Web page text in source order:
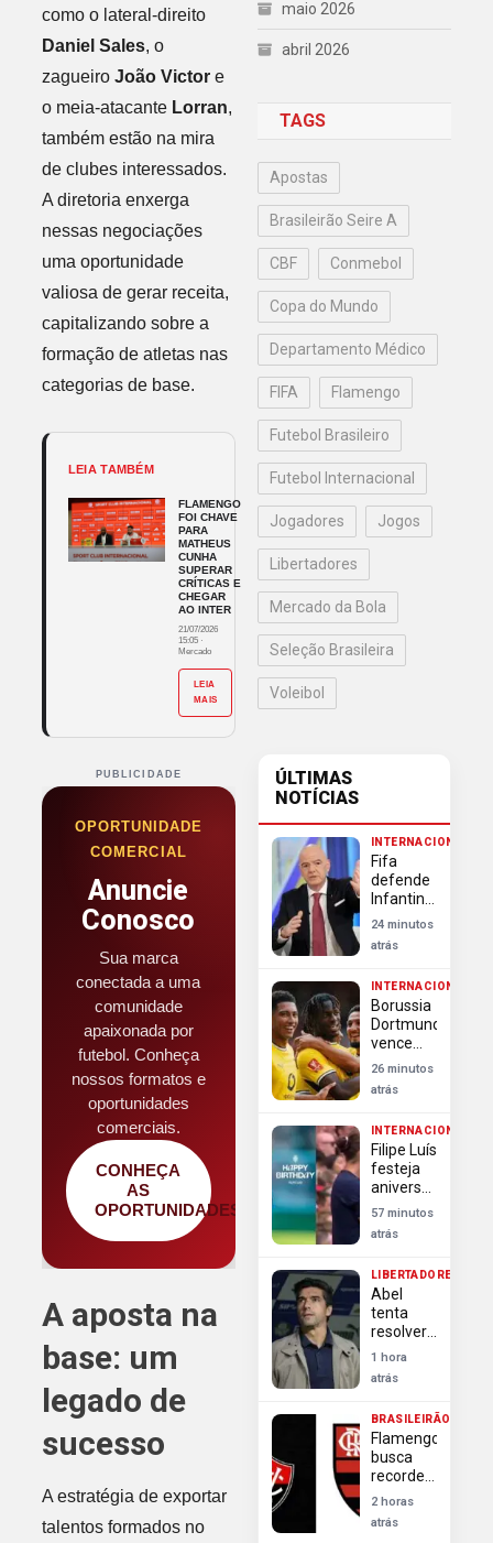
como o lateral-direito
Daniel Sales, o
zagueiro João Victore
o meia-atacante Lorran,
também estão na mira
de clubes interessados.
A diretoria enxerga
nessas negociações
uma oportunidade
valiosa de gerar receita,
capitalizando sobre a
formação de atletas nas
categorias de base.
LEIA TAMBÉM
FLAMENGO
FOI CHAVE
PARA
MATHEUS
CUNHA
SUPERAR
CRÍTICAS E
CHEGAR
AO INTER
21/07/2026
15:05 ·
Mercado
LEIA
MAIS
PUBLICIDADE
OPORTUNIDADE
COMERCIAL
Anuncie
Conosco
Sua marca
conectada a uma
comunidade
apaixonada por
futebol. Conheça
nossos formatos e
oportunidades
comerciais.
CONHEÇA
AS
OPORTUNIDADES
A aposta na
base: um
legado de
sucesso
A estratégia de exportar
talentos formados no
maio 2026
abril 2026
TAGS
Apostas
Brasileirão Seire A
CBF Conmebol
Copa do Mundo
Departamento Médico
FIFA Flamengo
Futebol Brasileiro
Futebol Internacional
Jogadores Jogos
Libertadores
Mercado da Bola
Seleção Brasileira
Voleibol
ÚLTIMAS
NOTÍCIAS
INTERNACIONAL
Fifa
defende
Infantino
e
rechaça
tentativas
mandato
24 minutos
atrás
INTERNACIONAL
Borussia
Dortmund
vence
Arsenal e
conquista
a
Cup
26 minutos
atrás
INTERNACIONAL
Filipe Luís
festeja
aniversário
com
virada do
Monaco
Liverpool
em
Anfield
57 minutos
atrás
LIBERTADORES
Abel
tenta
resolver
últimas
dúvidas
do
para
Libertadores
1 hora
atrás
BRASILEIRÃO
Flamengo
busca
recorde
histórico
de
invencibilidade
2 horas
atrás